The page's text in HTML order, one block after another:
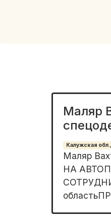
Маляр
Калужская
Маляр
НА